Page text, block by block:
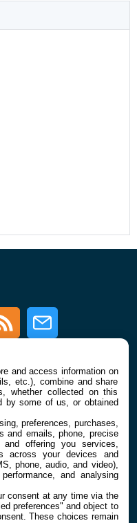
RSS Newsletter
and access information on
etc.), combine and share
whether collected on this
by some of us, or obtained
preferences, purchases,
and emails, phone, precise
offering you services,
across your devices and
phone, audio, and video),
and analysing
consent at any time via the
preferences" and object to
These choices remain